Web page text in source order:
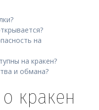
на
на кракен?
и обмана?
кракен